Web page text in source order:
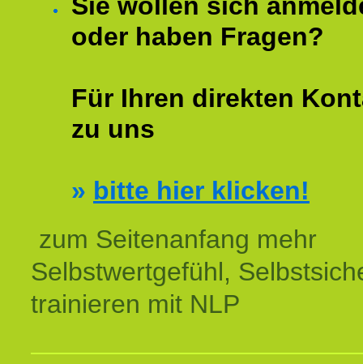
oder haben Fragen?
Für Ihren direkten
zu uns
» bitte hier klicken!
zum Seitenanfang mehr
Selbstwertgefühl,
trainieren mit NLP